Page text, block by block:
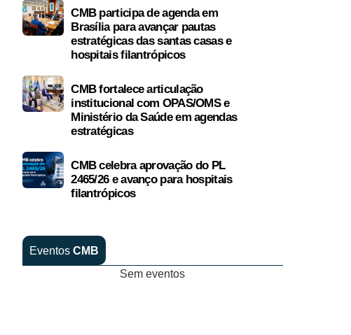
CMB participa de agenda em
Brasília para avançar pautas
estratégicas das santas casas e
hospitais filantrópicos
CMB fortalece articulação
institucional com OPAS/OMS e
Ministério da Saúde em agendas
estratégicas
CMB celebra aprovação do PL
2465/26 e avanço para hospitais
filantrópicos
Eventos CMB
Sem eventos